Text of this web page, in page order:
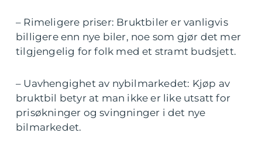
– Rimeligere priser: Bruktbiler er vanligvis
billigere enn nye biler, noe som gjør det mer
tilgjengelig for folk med et stramt budsjett.
– Uavhengighet av nybilmarkedet: Kjøp av
bruktbil betyr at man ikke er like utsatt for
prisøkninger og svingninger i det nye
bilmarkedet.